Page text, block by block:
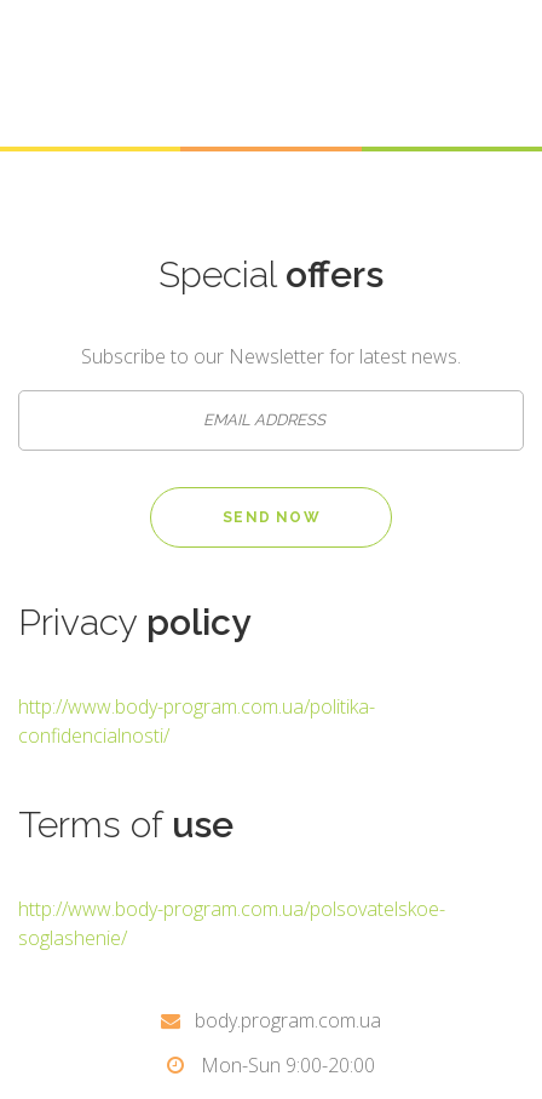
Special offers
Subscribe to our Newsletter for latest news.
Privacy policy
http://www.body-program.com.ua/politika-
confidencialnosti/
Terms of use
http://www.body-program.com.ua/polsovatelskoe-
soglashenie/
body.program.com.ua
Mon-Sun 9:00-20:00